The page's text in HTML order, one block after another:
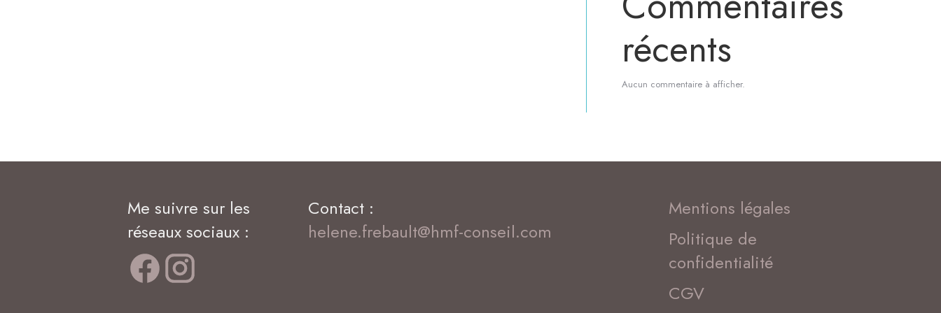
récents
Aucun commentaire à afficher.
Me suivre sur les
réseaux sociaux :
Contact :
helene.frebault@hmf-conseil.com
Mentions légales
Politique de
confidentialité
CGV